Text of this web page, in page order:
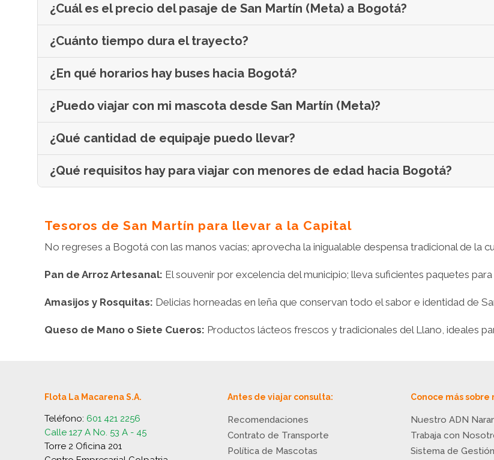
¿Cuál es el precio del pasaje de San Martín (Meta) a Bogotá?
¿Cuánto tiempo dura el trayecto?
¿En qué horarios hay buses hacia Bogotá?
¿Puedo viajar con mi mascota desde San Martín (Meta)?
¿Qué cantidad de equipaje puedo llevar?
¿Qué requisitos hay para viajar con menores de edad hacia Bogotá?
Tesoros de San Martín para llevar a la Capital
No regreses a Bogotá con las manos vacías; aprovecha la inigualable despensa tradicional de la
Pan de Arroz Artesanal: El souvenir por excelencia del municipio; lleva suficientes paquetes
Amasijos y Rosquitas: Delicias horneadas en leña que conservan todo el sabor e identidad de
Queso de Mano o Siete Cueros: Productos lácteos frescos y tradicionales del Llano, ideales
Flota La Macarena S.A.
Teléfono: 601 421 2256
Calle 127 A No. 53 A - 45
Torre 2 Oficina 201
Antes de viajar consulta:
Recomendaciones
Contrato de Transporte
Política de Mascotas
Conoce más sobre
Nuestro ADN
Trabaja con
Sistema de